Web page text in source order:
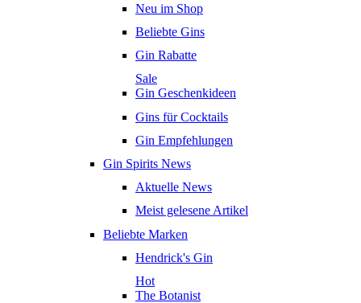
Neu im Shop
Beliebte Gins
Gin Rabatte
Sale
Gin Geschenkideen
Gins für Cocktails
Gin Empfehlungen
Gin Spirits News
Aktuelle News
Meist gelesene Artikel
Beliebte Marken
Hendrick's Gin
Hot
The Botanist